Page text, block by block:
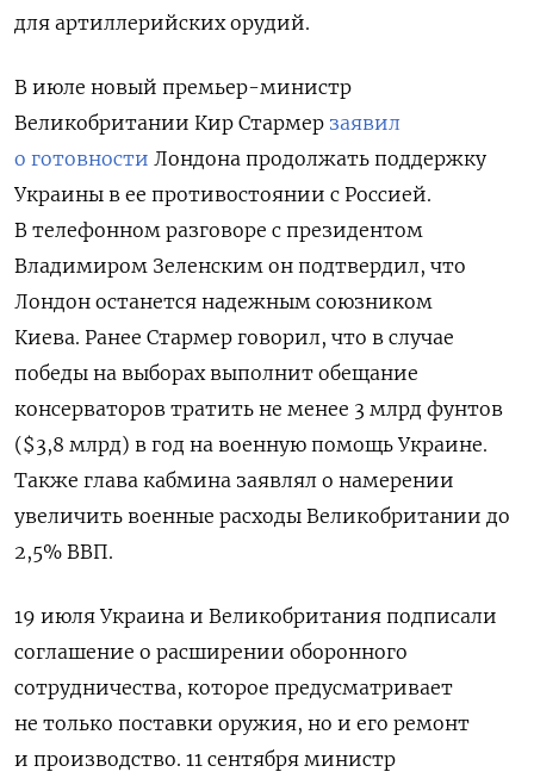
для артиллерийских орудий.
В июле новый премьер-министр
Великобритании Кир Стармер заявил
о готовности Лондона продолжать поддержку
Украины в ее противостоянии с Россией.
В телефонном разговоре с президентом
Владимиром Зеленским он подтвердил, что
Лондон останется надежным союзником
Киева. Ранее Стармер говорил, что в случае
победы на выборах выполнит обещание
консерваторов тратить не менее 3 млрд фунтов
($3,8 млрд) в год на военную помощь Украине.
Также глава кабмина заявлял о намерении
увеличить военные расходы Великобритании до
2,5% ВВП.
19 июля Украина и Великобритания подписали
соглашение о расширении оборонного
сотрудничества, которое предусматривает
не только поставки оружия, но и его ремонт
и производство. 11 сентября министр